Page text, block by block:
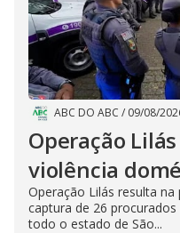
ABC DO ABC / 09/08/
Operação
violência
Operação Lilás resulta
captura de 26
todo o estado de São...